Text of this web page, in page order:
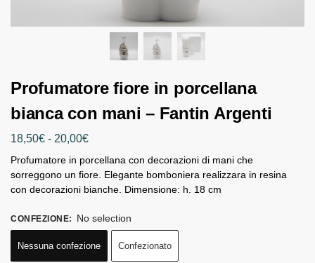
Profumatore fiore in porcellana
bianca con mani – Fantin Argenti
18,50€ - 20,00€
Profumatore in porcellana con decorazioni di mani che
sorreggono un fiore. Elegante bomboniera realizzara in resina
con decorazioni bianche. Dimensione: h. 18 cm
CONFEZIONE: No selection
Nessuna confezione Confezionato